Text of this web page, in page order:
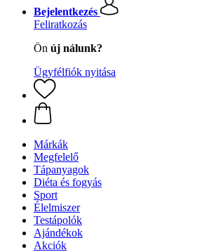
Bejelentkezés
Feliratkozás
Ön új nálunk?
Ügyfélfiók nyitása
Márkák
Megfelelő
Tápanyagok
Diéta és fogyás
Sport
Élelmiszer
Testápolók
Ajándékok
Akciók